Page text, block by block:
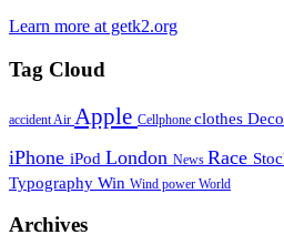
Learn more at getk2.org
Tag Cloud
accident Air Apple Cellphone clothes
iPhone iPod London News Race
Typography Win Wind power World
Archives